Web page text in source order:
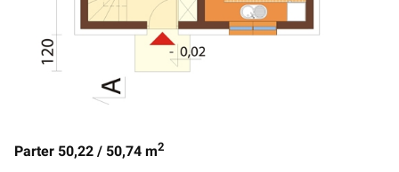
Parter 50,22 / 50,74 m2